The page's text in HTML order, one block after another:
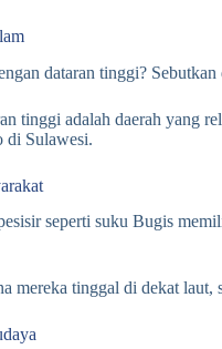
dataran tinggi?
tinggi adalah daerah yang
di Sulawesi.
seperti suku Bugis
mereka tinggal di dekat laut,